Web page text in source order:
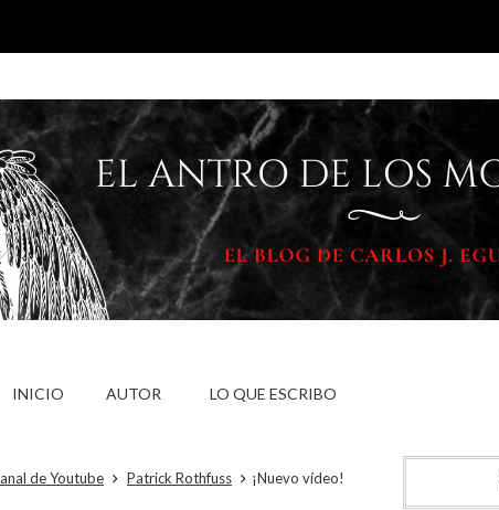
INICIO AUTOR LO QUE ESCRIBO
de Youtube Patrick Rothfuss
¡Nuevo vídeo!